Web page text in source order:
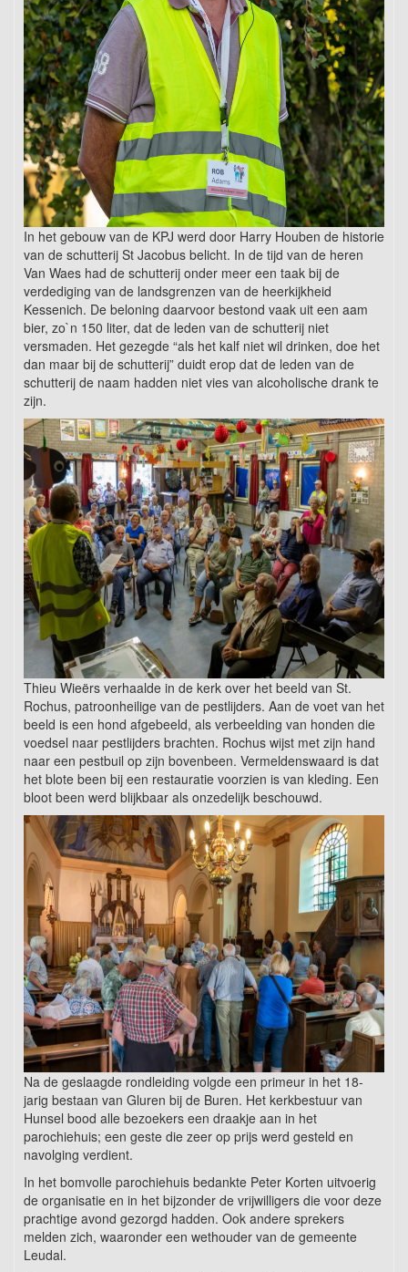
In het gebouw van de KPJ werd door Harry Houben de historie
van de schutterij St Jacobus belicht. In de tijd van de heren
Van Waes had de schutterij onder meer een taak bij de
verdediging van de landsgrenzen van de heerkijkheid
Kessenich. De beloning daarvoor bestond vaak uit een aam
bier, zo`n 150 liter, dat de leden van de schutterij niet
versmaden. Het gezegde “als het kalf niet wil drinken, doe het
dan maar bij de schutterij” duidt erop dat de leden van de
schutterij de naam hadden niet vies van alcoholische drank te
zijn.
Thieu Wieërs verhaalde in de kerk over het beeld van St.
Rochus, patroonheilige van de pestlijders. Aan de voet van het
beeld is een hond afgebeeld, als verbeelding van honden die
voedsel naar pestlijders brachten. Rochus wijst met zijn hand
naar een pestbuil op zijn bovenbeen. Vermeldenswaard is dat
het blote been bij een restauratie voorzien is van kleding. Een
bloot been werd blijkbaar als onzedelijk beschouwd.
Na de geslaagde rondleiding volgde een primeur in het 18-
jarig bestaan van Gluren bij de Buren. Het kerkbestuur van
Hunsel bood alle bezoekers een draakje aan in het
parochiehuis; een geste die zeer op prijs werd gesteld en
navolging verdient.
In het bomvolle parochiehuis bedankte Peter Korten uitvoerig
de organisatie en in het bijzonder de vrijwilligers die voor deze
prachtige avond gezorgd hadden. Ook andere sprekers
melden zich, waaronder een wethouder van de gemeente
Leudal.